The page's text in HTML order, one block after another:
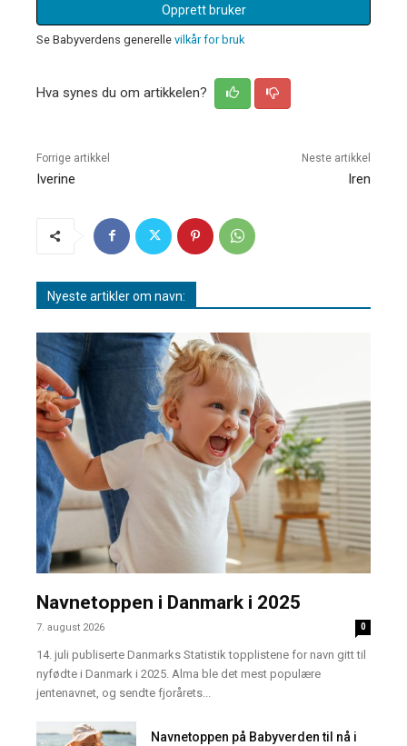
Opprett bruker
Se Babyverdens generelle vilkår for bruk
Hva synes du om artikkelen?
Forrige artikkel
Iverine
Neste artikkel
Iren
Nyeste artikler om navn:
Navnetoppen i Danmark i 2025
7. august 2026 0
14. juli publiserte Danmarks Statistik topplistene for navn gitt til
nyfødte i Danmark i 2025. Alma ble det mest populære
jentenavnet, og sendte fjorårets...
Navnetoppen på Babyverden til nå i